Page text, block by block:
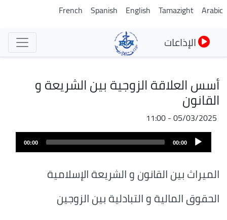
تجاوز
Arabic
Tamazight
English
Spanish
French
الإذاعات
أسس العلاقة الزوجية بين الشريعة و
القانون
05/03/2025 - 11:00
Audio
Player
00:00
00:00
الميراث بين القانون و الشريعة الإسلامية
الحقوق المالية و التبادلية بين الزوجين